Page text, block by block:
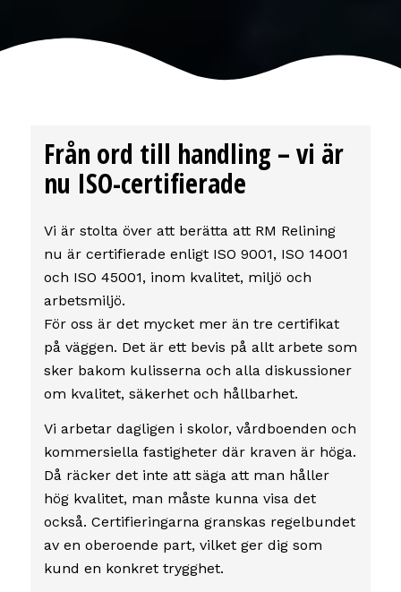
Från ord till handling – vi är
nu ISO-certifierade
Vi är stolta över att berätta att RM Relining
nu är certifierade enligt ISO 9001, ISO 14001
och ISO 45001, inom kvalitet, miljö och
arbetsmiljö.
För oss är det mycket mer än tre certifikat
på väggen. Det är ett bevis på allt arbete som
sker bakom kulisserna och alla diskussioner
om kvalitet, säkerhet och hållbarhet.
Vi arbetar dagligen i skolor, vårdboenden och
kommersiella fastigheter där kraven är höga.
Då räcker det inte att säga att man håller
hög kvalitet, man måste kunna visa det
också. Certifieringarna granskas regelbundet
av en oberoende part, vilket ger dig som
kund en konkret trygghet.